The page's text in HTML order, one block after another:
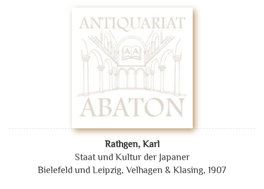
Rathgen, Karl
Staat und Kultur der Japaner
Bielefeld und Leipzig, Velhagen & Klasing, 1907